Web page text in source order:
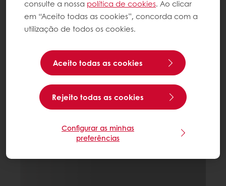
consulte a nossa política de cookies. Ao clicar
em “Aceito todas as cookies”, concorda com a
utilização de todos os cookies.
Aceito todas as cookies
Rejeito todas as cookies
Configurar as minhas
preferências